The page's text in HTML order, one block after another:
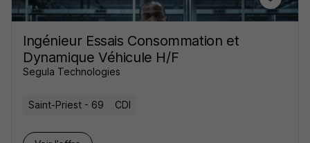
Ingénieur Essais Consommation et
Dynamique Véhicule H/F
Segula Technologies
Saint-Priest - 69 CDI